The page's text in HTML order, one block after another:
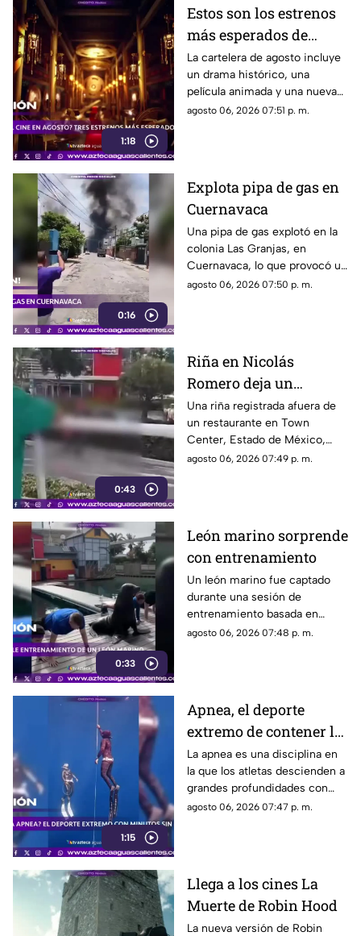
1:18
Estos son los estrenos
más esperados de
agosto
La cartelera de agosto incluye
un drama histórico, una
película animada y una nueva
entrega de terror para distintos
agosto 06, 2026 07:51 p. m.
0:16
Explota pipa de gas en
Cuernavaca
Una pipa de gas explotó en la
colonia Las Granjas, en
Cuernavaca, lo que provocó un
despliegue de bomberos y
agosto 06, 2026 07:50 p. m.
0:43
Riña en Nicolás
Romero deja un
hombre muerto
Una riña registrada afuera de
un restaurante en Town
Center, Estado de México,
dejó un hombre sin vida.
agosto 06, 2026 07:49 p. m.
0:33
León marino sorprende
con entrenamiento
Un león marino fue captado
durante una sesión de
entrenamiento basada en
refuerzo positivo para facilitar
agosto 06, 2026 07:48 p. m.
1:15
Apnea, el deporte
extremo de contener la
respiración
La apnea es una disciplina en
la que los atletas descienden a
grandes profundidades con
una sola bocanada de aire y
agosto 06, 2026 07:47 p. m.
Llega a los cines La
Muerte de Robin Hood
La nueva versión de Robin